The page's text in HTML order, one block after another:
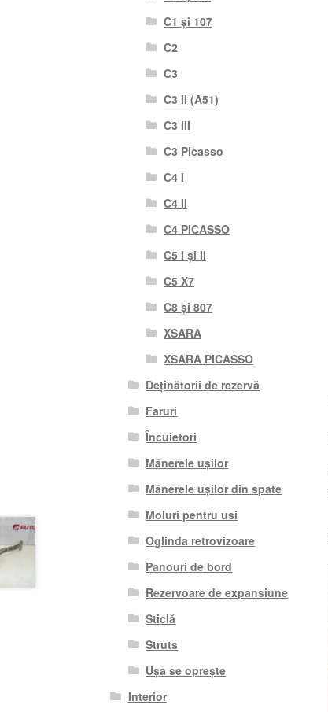
C1 și 107
C2
C3
C3 II (A51)
C3 III
C3 Picasso
C4 I
C4 II
C4 PICASSO
C5 I și II
C5 X7
C8 și 807
XSARA
XSARA PICASSO
Deținătorii de rezervă
Faruri
Încuietori
Mânerele ușilor
Mânerele ușilor din spate
Moluri pentru usi
Oglinda retrovizoare
Panouri de bord
Rezervoare de expansiune
Sticlă
Struts
Ușa se oprește
Interior